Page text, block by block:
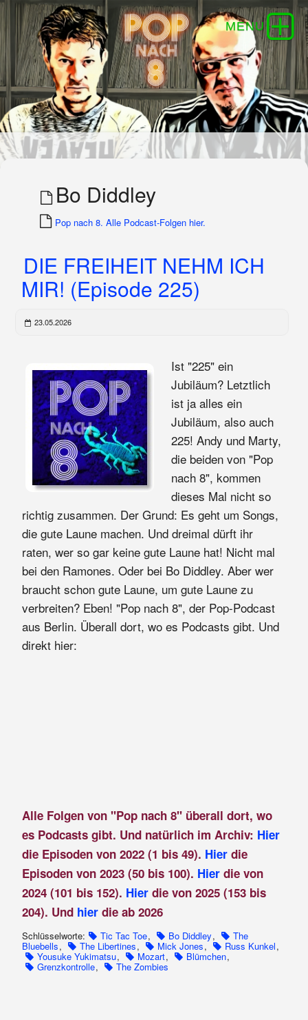
Bo Diddley
Pop nach 8. Alle Podcast-Folgen hier.
DIE FREIHEIT NEHM ICH
MIR! (Episode 225)
23.05.2026
Ist "225" ein
Jubiläum? Letztlich
ist ja alles ein
Jubiläum, also auch
225! Andy und Marty,
die beiden von "Pop
nach 8", kommen
dieses Mal nicht so
richtig zusammen. Der Grund: Es geht um Songs,
die gute Laune machen. Und dreimal dürft ihr
raten, wer so gar keine gute Laune hat! Nicht mal
bei den Ramones. Oder bei Bo Diddley. Aber wer
braucht schon gute Laune, um gute Laune zu
verbreiten? Eben! "Pop nach 8", der Pop-Podcast
aus Berlin. Überall dort, wo es Podcasts gibt. Und
direkt hier:
Alle Folgen von "Pop nach 8" überall dort, wo
es Podcasts gibt. Und natürlich im Archiv: Hier
die Episoden von 2022 (1 bis 49). Hierdie
Episoden von 2023 (50 bis 100). Hier die von
2024 (101 bis 152). Hier die von 2025 (153 bis
204). Und hier die ab 2026
Schlüsselworte: Tic Tac Toe, Bo Diddley, The
Bluebells, The Libertines, Mick Jones, Russ Kunkel,
Yousuke Yukimatsu, Mozart, Blümchen,
Grenzkontrolle, The Zombies